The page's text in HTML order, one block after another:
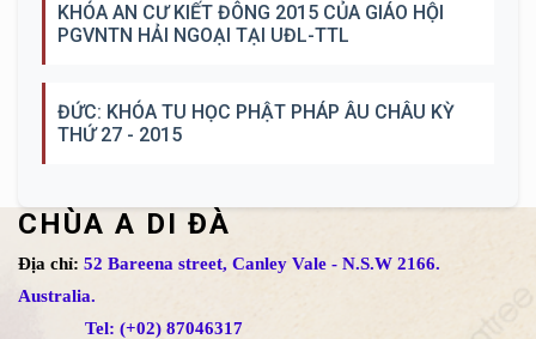
KHÓA AN CƯ KIẾT ĐÔNG 2015 CỦA GIÁO HỘI
PGVNTN HẢI NGOẠI TẠI UĐL-TTL
ĐỨC: KHÓA TU HỌC PHẬT PHÁP ÂU CHÂU KỲ
THỨ 27 - 2015
CHÙA A DI ĐÀ
Địa chỉ: 52 Bareena street, Canley Vale - N.S.W 2166.
Australia.
Tel: (+02) 87046317